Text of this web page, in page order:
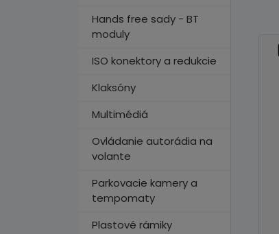
Hands free sady - BT
moduly
ISO konektory a redukcie
Klaksóny
Multimédiá
Ovládanie autorádia na
volante
Parkovacie kamery a
tempomaty
Plastové rámiky